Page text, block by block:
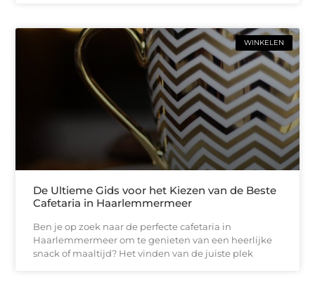
WINKELEN
De Ultieme Gids voor het Kiezen van de Beste
Cafetaria in Haarlemmermeer
Ben je op zoek naar de perfecte cafetaria in
Haarlemmermeer om te genieten van een heerlijke
snack of maaltijd? Het vinden van de juiste plek